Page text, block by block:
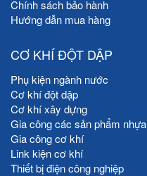
Chính sách bảo hành
Hướng dẫn mua hàng
CƠ KHÍ ĐỘT DẬP
Phụ kiện ngành nước
Cơ khí đột dập
Cơ khí xây dựng
Gia công các sản phẩm nhựa
Gia công cơ khí
Link kiện cơ khí
Thiết bị điện công nghiệp